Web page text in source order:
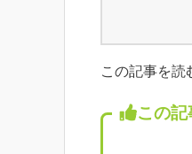
この記事を読
この